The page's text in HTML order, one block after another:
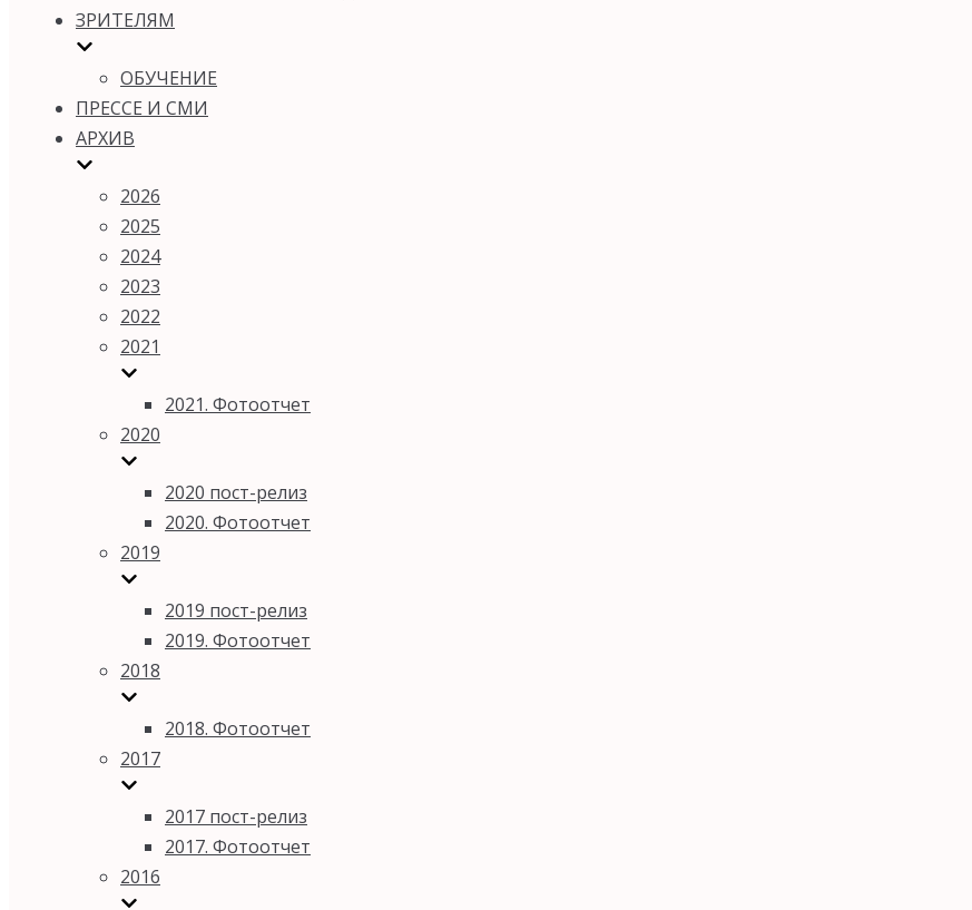
ЗРИТЕЛЯМ
ОБУЧЕНИЕ
ПРЕССЕ И СМИ
АРХИВ
2026
2025
2024
2023
2022
2021
2021. Фотоотчет
2020
2020 пост-релиз
2020. Фотоотчет
2019
2019 пост-релиз
2019. Фотоотчет
2018
2018. Фотоотчет
2017
2017 пост-релиз
2017. Фотоотчет
2016